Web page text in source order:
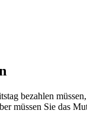
bezahlen
müssen Sie das